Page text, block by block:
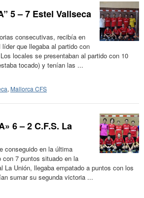
5 – 7 Estel Vallseca
consecutivas, recibía en
que llegaba al partido con
locales se presentaban al partido con 10
tocado) y tenían las ...
, Mallorca CFS
6 – 2 C.F.S. La
conseguido en la última
con 7 puntos situado en la
La Unión, llegaba empatado a puntos con los
sumar su segunda victoria ...